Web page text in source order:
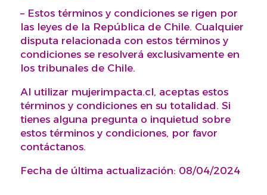
– Estos términos y condiciones se rigen por
las leyes de la República de Chile. Cualquier
disputa relacionada con estos términos y
condiciones se resolverá exclusivamente en
los tribunales de Chile.
Al utilizar mujerimpacta.cl, aceptas estos
términos y condiciones en su totalidad. Si
tienes alguna pregunta o inquietud sobre
estos términos y condiciones, por favor
contáctanos.
Fecha de última actualización: 08/04/2024